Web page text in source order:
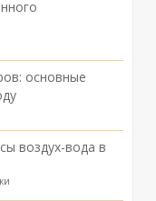
основные
воздух-вода в